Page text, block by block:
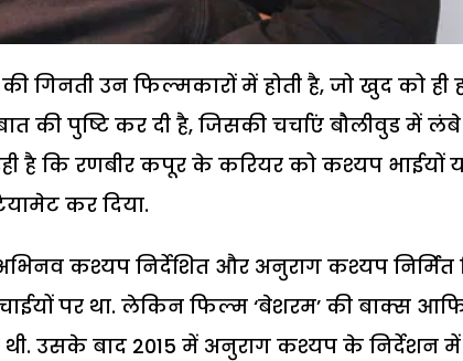
गिनती उन फिल्मकारों में होती है, जो खुद को ही
की पुष्टि कर दी है, जिसकी चर्चाएं बौलीवुड में
है कि रणबीर कपूर के करियर को कश्यप भाईयों
कर दिया.
अभिनव कश्यप निर्देशित और अनुराग कश्यप
पर था. लेकिन फिल्म ‘बेशरम’ की बाक्स
उसके बाद 2015 में अनुराग कश्यप के निर्देशन में